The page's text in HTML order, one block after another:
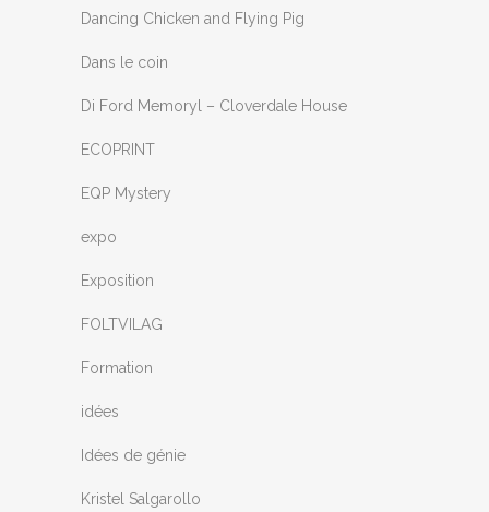
Dancing Chicken and Flying Pig
Dans le coin
Di Ford Memoryl – Cloverdale House
ECOPRINT
EQP Mystery
expo
Exposition
FOLTVILAG
Formation
idées
Idées de génie
Kristel Salgarollo